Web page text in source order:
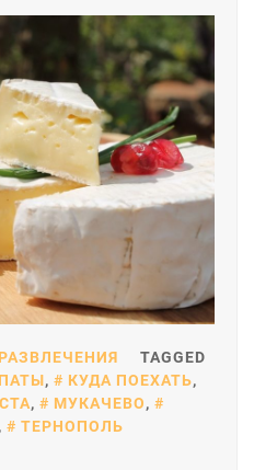
РАЗВЛЕЧЕНИЯ
TAGGED
, КУДА ПОЕХАТЬ,
, МУКАЧЕВО,
, ТЕРНОПОЛЬ